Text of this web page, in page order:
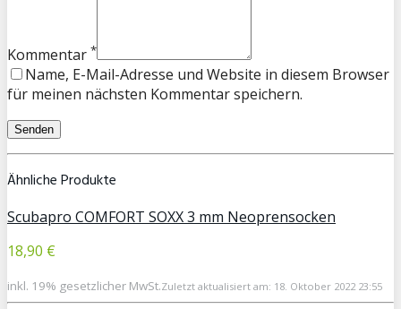
Kommentar *
Name, E-Mail-Adresse und Website in diesem Browser
für meinen nächsten Kommentar speichern.
Ähnliche Produkte
Scubapro COMFORT SOXX 3 mm Neoprensocken
18,90 €
inkl. 19% gesetzlicher MwSt.Zuletzt aktualisiert am: 18. Oktober 2022 23:55